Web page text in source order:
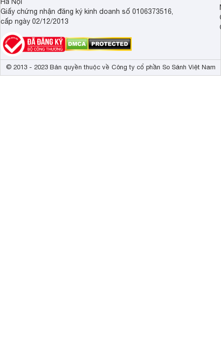
Giấy chứng nhận đăng ký kinh doanh số 0106373516,
cấp ngày 02/12/2013
© 2013 - 2023 Bản quyền thuộc về Công ty cổ phần So Sánh Việt Nam